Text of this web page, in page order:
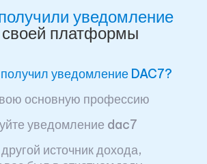
уведомление
уведомление DAC7?
основную профессию
уведомление dac7